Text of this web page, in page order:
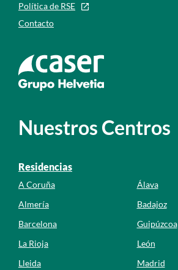
Política de RSE
Contacto
Ir a la web de caser
Nuestros Centros
Residencias
A Coruña
Álava
Almería
Badajoz
Barcelona
Guipúzcoa
La Rioja
León
Lleida
Madrid